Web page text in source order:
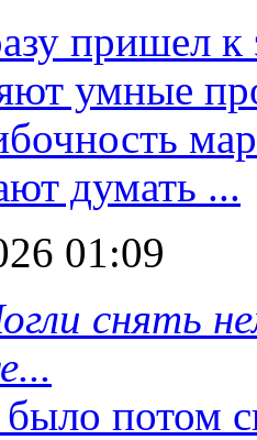
пришел к
умные
думать ...
01:09
снять
потом